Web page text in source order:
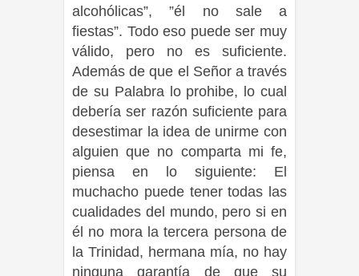
alcohólicas”, ”él no sale a
fiestas”. Todo eso puede ser muy
válido, pero no es suficiente.
Además de que el Señor a través
de su Palabra lo prohibe, lo cual
debería ser razón suficiente para
desestimar la idea de unirme con
alguien que no comparta mi fe,
piensa en lo siguiente: El
muchacho puede tener todas las
cualidades del mundo, pero si en
él no mora la tercera persona de
la Trinidad, hermana mía, no hay
ninguna garantía de que su